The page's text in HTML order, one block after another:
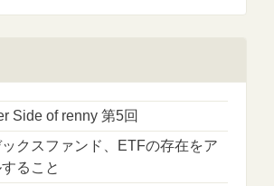
Side of renny 第5回
クスファンド、ETFの存在をア
ること